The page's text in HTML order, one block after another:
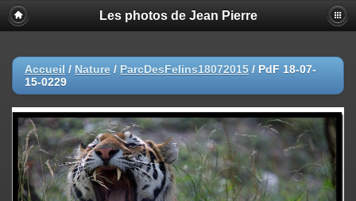
Les photos de Jean Pierre
Accueil / Nature / ParcDesFelins18072015 / PdF 18-07-
15-0229